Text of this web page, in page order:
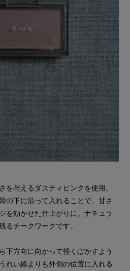
を与えるダスティピンクを使用。
の下に沿って入れることで、甘さ
を効かせた仕上がりに。ナチュラ
るチークワークです。
下方向に向かって軽くぼかすよう
れい線よりも外側の位置に入れる